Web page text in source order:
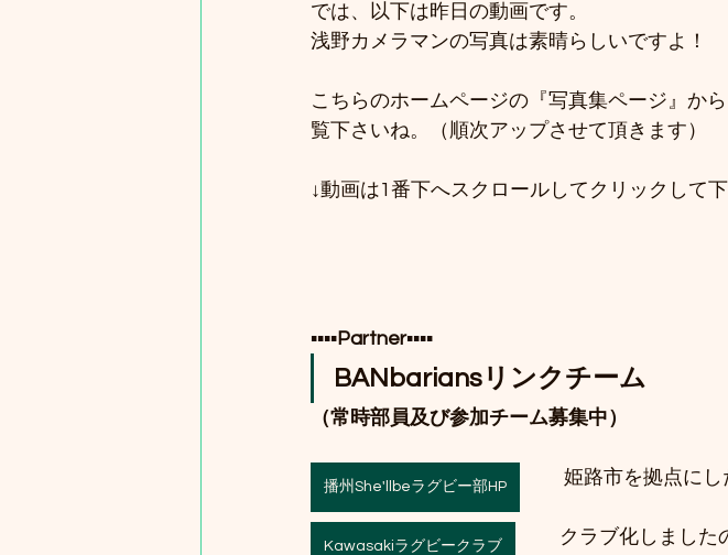
では、以下は昨日の動画です。
浅野カメラマンの写真は素晴らしいですよ！
こちらのホームページの『写真集ページ』か
覧下さいね。（順次アップさせて頂きます）
↓動画は1番下へスクロールしてクリックして下
▪️▪️▪️▪️Partner▪️▪️▪️▪️
BANbariansリンクチーム
（常時部員及び参加チーム募集中）
播州She'llbeラグビー部HP 姫路市を拠点にし
Kawasakiラグビークラブ
クラブ化しました